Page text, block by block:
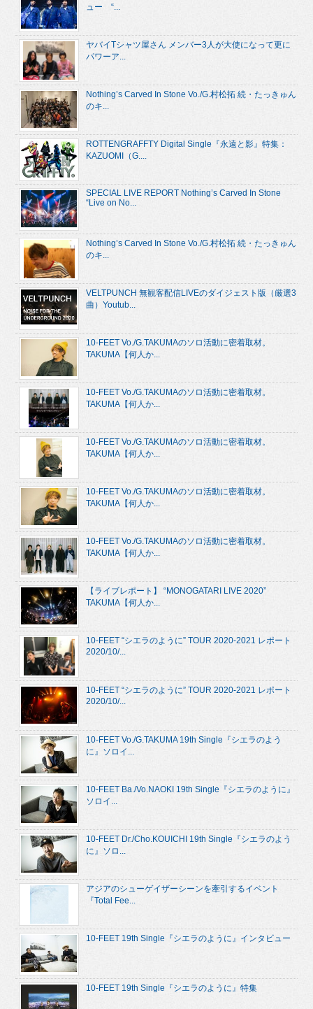
ュー “...
ヤバイTシャツ屋さん メンバー3人が大使になって更に
パワーア...
Nothing’s Carved In Stone Vo./G.村松拓 続・たっきゅん
のキ...
ROTTENGRAFFTY Digital Single『永遠と影』特集：
KAZUOMI（G....
SPECIAL LIVE REPORT Nothing’s Carved In Stone
“Live on No...
Nothing’s Carved In Stone Vo./G.村松拓 続・たっきゅん
のキ...
VELTPUNCH 無観客配信LIVEのダイジェスト版（厳選3
曲）Youtub...
10-FEET Vo./G.TAKUMAのソロ活動に密着取材。
TAKUMA【何人か...
10-FEET Vo./G.TAKUMAのソロ活動に密着取材。
TAKUMA【何人か...
10-FEET Vo./G.TAKUMAのソロ活動に密着取材。
TAKUMA【何人か...
10-FEET Vo./G.TAKUMAのソロ活動に密着取材。
TAKUMA【何人か...
10-FEET Vo./G.TAKUMAのソロ活動に密着取材。
TAKUMA【何人か...
【ライブレポート】 “MONOGATARI LIVE 2020”
TAKUMA【何人か...
10-FEET “シエラのように” TOUR 2020-2021 レポート
2020/10/...
10-FEET “シエラのように” TOUR 2020-2021 レポート
2020/10/...
10-FEET Vo./G.TAKUMA 19th Single『シエラのよう
に』ソロイ...
10-FEET Ba./Vo.NAOKI 19th Single『シエラのように』
ソロイ...
10-FEET Dr./Cho.KOUICHI 19th Single『シエラのよう
に』ソロ...
アジアのシューゲイザーシーンを牽引するイベント
『Total Fee...
10-FEET 19th Single『シエラのように』インタビュー
10-FEET 19th Single『シエラのように』特集